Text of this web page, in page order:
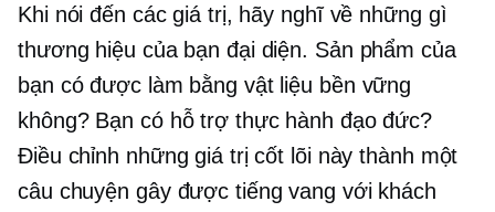
Khi nói đến các giá trị, hãy nghĩ về những gì
thương hiệu của bạn đại diện. Sản phẩm của
bạn có được làm bằng vật liệu bền vững
không? Bạn có hỗ trợ thực hành đạo đức?
Điều chỉnh những giá trị cốt lõi này thành một
câu chuyện gây được tiếng vang với khách